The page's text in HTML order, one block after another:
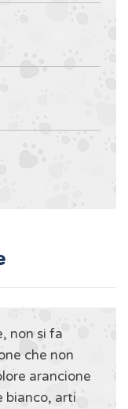
non si fa
che non
arancione
bianco, arti